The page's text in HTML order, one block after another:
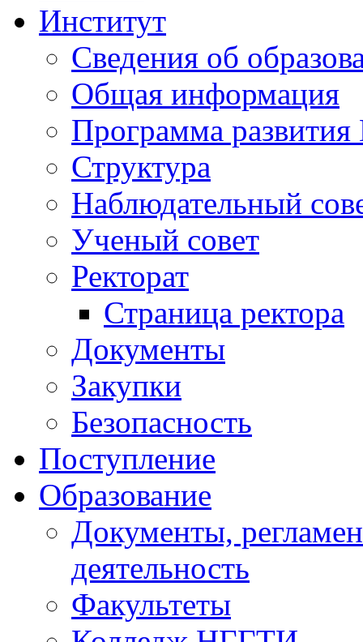
Институт
Сведения об
Общая информация
Программа
Структура
Наблюдательный
Ученый совет
Ректорат
Страница ректора
Документы
Закупки
Безопасность
Поступление
Образование
Документы,
деятельность
Факультеты